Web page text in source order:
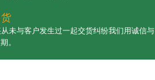
未与客户发生过一起交货纠纷我们用诚信
。